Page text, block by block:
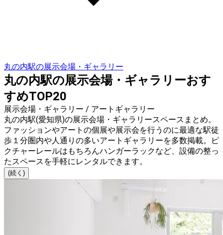
丸の内駅の展示会場・ギャラリー
丸の内駅の展示会場・ギャラリーおす
すめTOP20
展示会場・ギャラリー / アートギャラリー
丸の内駅(愛知県)の展示会場・ギャラリースペースまとめ。
ファッションやアートの個展や展示会を行うのに最適な駅徒
歩１分圏内や人通りの多いアートギャラリーを多数掲載。ピ
クチャーレールはもちろんハンガーラックなど、設備の整っ
たスペースを手軽にレンタルできます。
(続く)